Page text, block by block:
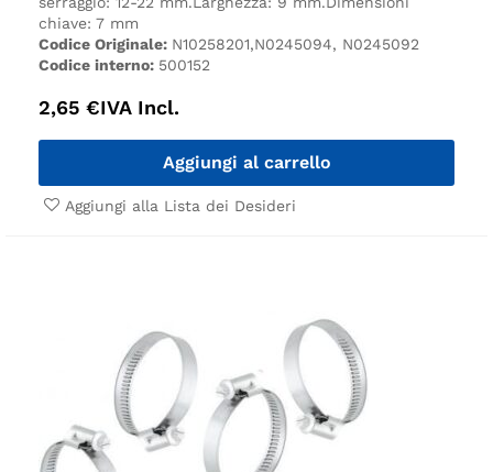
chiave: 7 mm
Codice Originale: N10258201,N0245094, N0245092
Codice interno: 500152
2,65 €IVA Incl.
Aggiungi al carrello
Aggiungi alla Lista dei Desideri